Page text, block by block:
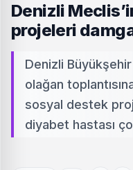
Denizli
projeleri
Denizli
olağan
sosyal destek
diyabet hastası